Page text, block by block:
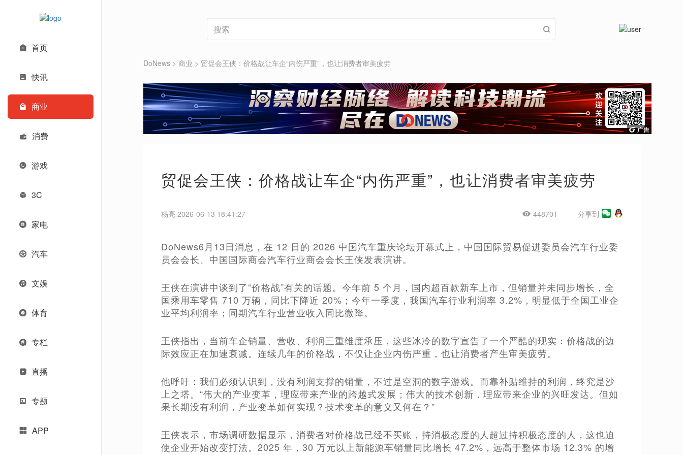
首页
快讯
商业
消费
游戏
3C
家电
汽车
文娱
体育
专栏
直播
专题
APP
DoNews > 商业 > 贸促会王侠：价格战让车企“内伤严重”，也让消费者审美疲劳
贸促会王侠：价格战让车企“内伤严重”，也让消费者审美疲劳
杨亮 2026-06-13 18:41:27 448701 分享到
DoNews6月13日消息，在 12 日的 2026 中国汽车重庆论坛开幕式上，中国国际贸易促进委员会汽车行业委
员会会长、中国国际商会汽车行业商会会长王侠发表演讲。
王侠在演讲中谈到了“价格战”有关的话题。今年前 5 个月，国内超百款新车上市，但销量并未同步增长，全
国乘用车零售 710 万辆，同比下降近 20%；今年一季度，我国汽车行业利润率 3.2%，明显低于全国工业企
业平均利润率；同期汽车行业营业收入同比微降。
王侠指出，当前车企销量、营收、利润三重维度承压，这些冰冷的数字宣告了一个严酷的现实：价格战的边
际效应正在加速衰减。连续几年的价格战，不仅让企业内伤严重，也让消费者产生审美疲劳。
他呼吁：我们必须认识到，没有利润支撑的销量，不过是空洞的数字游戏。而靠补贴维持的利润，终究是沙
上之塔。“伟大的产业变革，理应带来产业的跨越式发展；伟大的技术创新，理应带来企业的兴旺发达。但如
果长期没有利润，产业变革如何实现？技术变革的意义又何在？”
王侠表示，市场调研数据显示，消费者对价格战已经不买账，持消极态度的人超过持积极态度的人，这也迫
使企业开始改变打法。2025 年，30 万元以上新能源车销量同比增长 47.2%，远高于整体市场 12.3% 的增